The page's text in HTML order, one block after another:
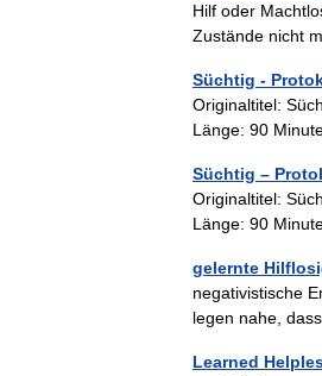
Hilf oder
Zustände nicht
Süchtig -
Originaltitel:
Länge: 90
Süchtig –
Originaltitel:
Länge: 90
gelernte
negativistische
legen nahe,
Learned